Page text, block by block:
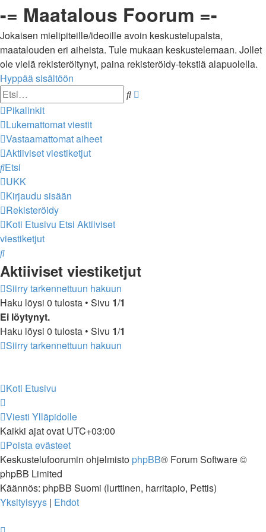
-= Maatalous Foorum =-
Jokaisen mielipiteille/ideoille avoin keskustelupalsta,
maatalouden eri aiheista. Tule mukaan keskustelemaan. Jollet
ole vielä rekisteröitynyt, paina rekisteröidy-tekstiä alapuolella.
Hyppää sisältöön
Etsi
Pikalinkit
Lukemattomat viestit
Vastaamattomat aiheet
Aktiiviset viestiketjut
Etsi
UKK
Kirjaudu sisään
Rekisteröidy
Koti Etusivu Etsi Aktiiviset
viestiketjut
Etsi
Aktiiviset viestiketjut
Siirry tarkennettuun hakuun
Haku löysi 0 tulosta • Sivu 1/1
Ei löytynyt.
Haku löysi 0 tulosta • Sivu 1/1
Siirry tarkennettuun hakuun
Koti Etusivu
Viesti Ylläpidolle
Kaikki ajat ovat UTC+03:00
Poista evästeet
Keskustelufoorumin ohjelmisto phpBB® Forum Software ©
phpBB Limited
Käännös: phpBB Suomi (lurttinen, harritapio, Pettis)
Yksityisyys | Ehdot